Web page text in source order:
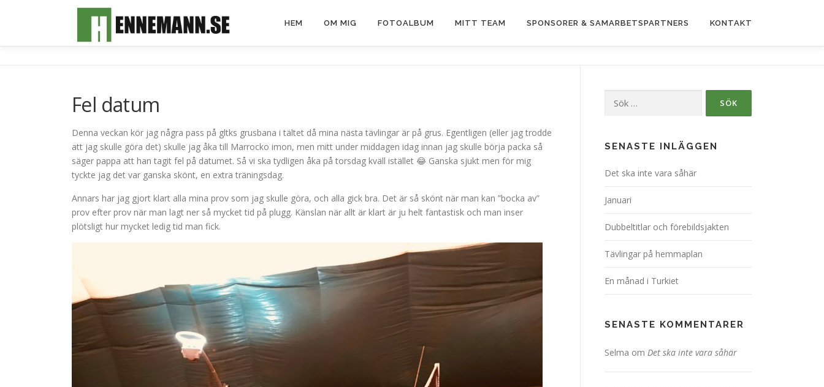
HEM OM MIG FOTOALBUM MITT TEAM SPONSORER & SAMARBETSPARTNERS KONTAKT
Fel datum
Denna veckan kör jag några pass på gltks grusbana i tältet då mina nästa tävlingar är på grus. Egentligen (eller jag trodde
att jag skulle göra det) skulle jag åka till Marrocko imon, men mitt under middagen idag innan jag skulle börja packa så
säger pappa att han tagit fel på datumet. Så vi ska tydligen åka på torsdag kväll istället 😂 Ganska sjukt men för mig
tyckte jag det var ganska skönt, en extra träningsdag.
Annars har jag gjort klart alla mina prov som jag skulle göra, och alla gick bra. Det är så skönt när man kan ”bocka av”
prov efter prov när man lagt ner så mycket tid på plugg. Känslan när allt är klart är ju helt fantastisk och man inser
plötsligt hur mycket ledig tid man fick.
efter:
SENASTE INLÄGGEN
Det ska inte vara såhär
Januari
Dubbeltitlar och förebildsjakten
Tävlingar på hemmaplan
En månad i Turkiet
SENASTE KOMMENTARER
Selma om Det ska inte vara såhär